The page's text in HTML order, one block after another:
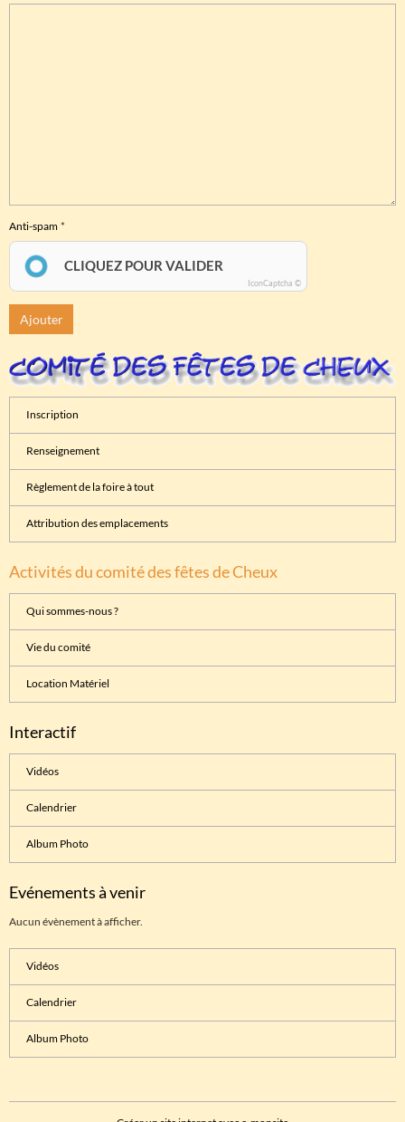
Anti-spam
CLIQUEZ POUR VALIDER
IconCaptcha ©
Ajouter
Inscription
Renseignement
Règlement de la foire à tout
Attribution des emplacements
Activités du comité des fêtes de Cheux
Qui sommes-nous ?
Vie du comité
Location Matériel
Interactif
Vidéos
Calendrier
Album Photo
Evénements à venir
Aucun évènement à afficher.
Vidéos
Calendrier
Album Photo